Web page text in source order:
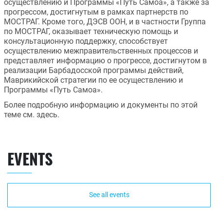
осуществлению и Программы «Путь Самоа», а также за
прогрессом, достигнутым в рамках партнерств по
МОСТРАГ. Кроме того, ДЭСВ ООН, и в частности Группа
по МОСТРАГ, оказывает техническую помощь и
консультационную поддержку, способствует
осуществлению межправительственных процессов и
представляет информацию о прогрессе, достигнутом в
реализации Барбадосской программы действий,
Маврикийской стратегии по ее осуществлению и
Программы «Путь Самоа».
Более подробную информацию и документы по этой
теме см. здесь.
EVENTS
See all events